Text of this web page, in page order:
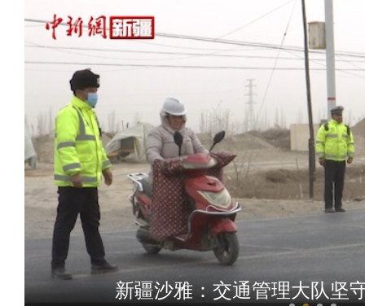
新疆沙雅：交通管理大队坚